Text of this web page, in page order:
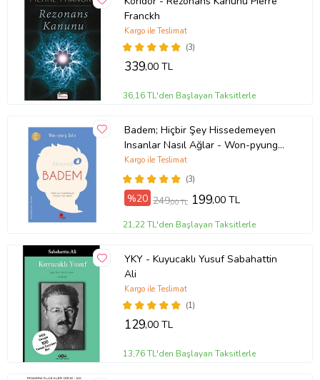
Franckh
(3)
Kargo ile Teslimat
339,00 TL
36,16 TL'den Başlayan Taksitlerle
Badem; Hiçbir Şey Hissedemeyen
Insanlar Nasıl Ağlar - Won-pyung
Sohn - Peta Kitap
(3)
Kargo ile Teslimat
%20 249,00 TL 199,00 TL
21,22 TL'den Başlayan Taksitlerle
YKY - Kuyucaklı Yusuf Sabahattin
Ali
(1)
Kargo ile Teslimat
129,00 TL
13,76 TL'den Başlayan Taksitlerle